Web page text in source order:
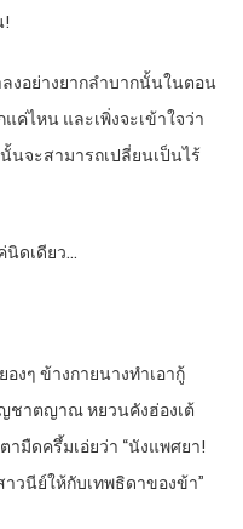
งอย่างยากลำบากนั้นในตอน
ค่ไหน และเพิ่งจะเข้าใจว่า
นจะสามารถเปลี่ยนเป็นไร้
นิดเดียว…
งๆ ข้างกายนางทำเอากู้
ชาตญาณ หยวนคังฮ่องเต้
ามืดครึ้มเอ่ยว่า “นังแพศยา!
าวนีย์ให้กับเทพธิดาของข้า”